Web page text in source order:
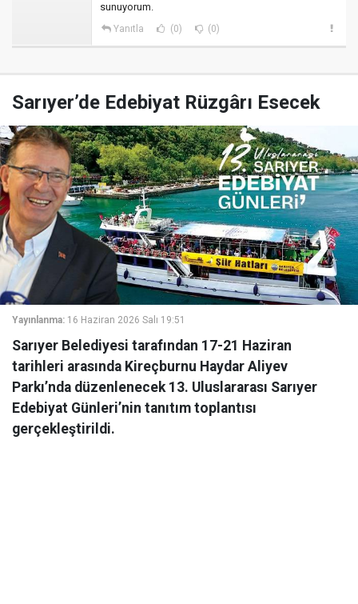
sunuyorum.
Yanıtla (0) (0)
Sarıyer’de Edebiyat Rüzgârı Esecek
Yayınlanma: 16 Haziran 2026 Salı 19:51
Sarıyer Belediyesi tarafından 17-21 Haziran
tarihleri arasında Kireçburnu Haydar Aliyev
Parkı’nda düzenlenecek 13. Uluslararası Sarıyer
Edebiyat Günleri’nin tanıtım toplantısı
gerçekleştirildi.